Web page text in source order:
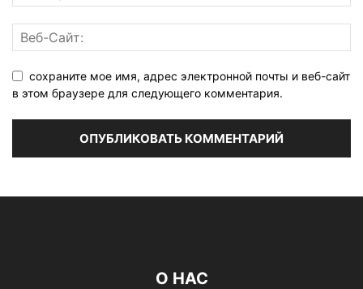
сохраните мое имя, адрес электронной почты и веб-сайт
в этом браузере для следующего комментария.
О НАС